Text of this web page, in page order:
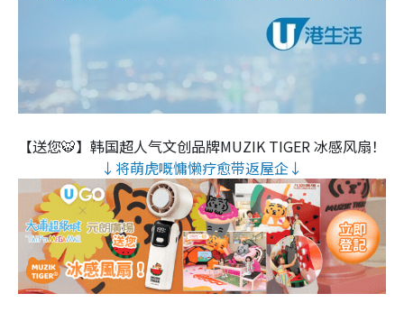
【送您🐯】韩国超人气文创品牌MUZIK TIGER 冰感风扇！
↓将萌虎嘅慵懒疗愈带返屋企↓